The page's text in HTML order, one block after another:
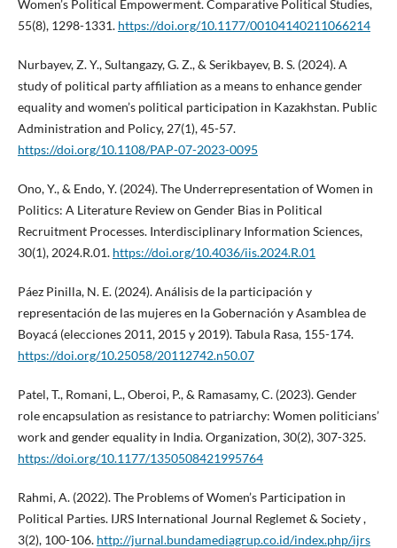
Women’s Political Empowerment. Comparative Political Studies,
55(8), 1298-1331. https://doi.org/10.1177/00104140211066214
Nurbayev, Z. Y., Sultangazy, G. Z., & Serikbayev, B. S. (2024). A
study of political party affiliation as a means to enhance gender
equality and women’s political participation in Kazakhstan. Public
Administration and Policy, 27(1), 45-57.
https://doi.org/10.1108/PAP-07-2023-0095
Ono, Y., & Endo, Y. (2024). The Underrepresentation of Women in
Politics: A Literature Review on Gender Bias in Political
Recruitment Processes. Interdisciplinary Information Sciences,
30(1), 2024.R.01. https://doi.org/10.4036/iis.2024.R.01
Páez Pinilla, N. E. (2024). Análisis de la participación y
representación de las mujeres en la Gobernación y Asamblea de
Boyacá (elecciones 2011, 2015 y 2019). Tabula Rasa, 155-174.
https://doi.org/10.25058/20112742.n50.07
Patel, T., Romani, L., Oberoi, P., & Ramasamy, C. (2023). Gender
role encapsulation as resistance to patriarchy: Women politicians’
work and gender equality in India. Organization, 30(2), 307-325.
https://doi.org/10.1177/1350508421995764
Rahmi, A. (2022). The Problems of Women’s Participation in
Political Parties. IJRS International Journal Reglemet & Society ,
3(2), 100-106. http://jurnal.bundamediagrup.co.id/index.php/ijrs